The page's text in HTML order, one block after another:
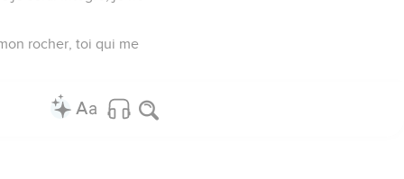
rocher, toi qui me